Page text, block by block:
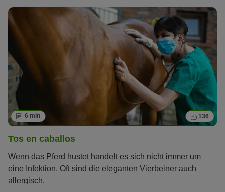
6 min 136
Tos en caballos
Wenn das Pferd hustet handelt es sich nicht immer um
eine Infektion. Oft sind die eleganten Vierbeiner auch
allergisch.